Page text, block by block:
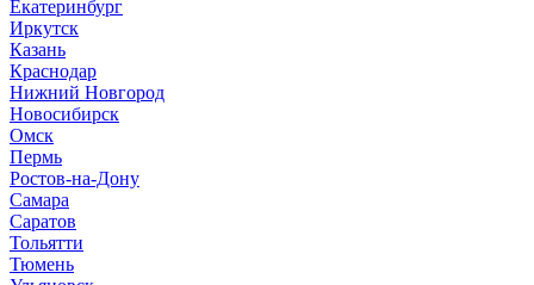
Екатеринбург
Иркутск
Казань
Краснодар
Нижний Новгород
Новосибирск
Омск
Пермь
Ростов-на-Дону
Самара
Саратов
Тольятти
Тюмень